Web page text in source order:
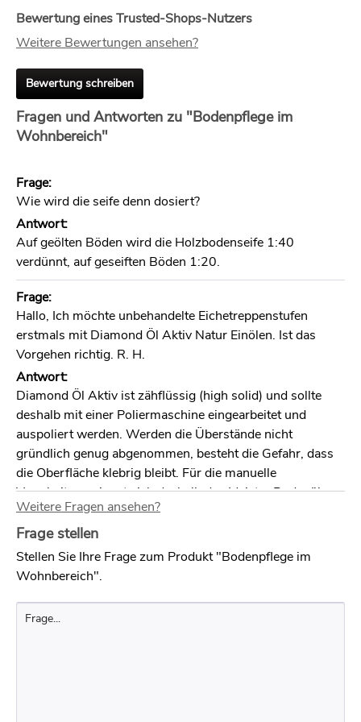
Bewertung eines Trusted-Shops-Nutzers
Weitere Bewertungen ansehen?
Bewertung schreiben
Fragen und Antworten zu "Bodenpflege im
Wohnbereich"
Frage:
Wie wird die seife denn dosiert?
Antwort:
Auf geölten Böden wird die Holzbodenseife 1:40
verdünnt, auf geseiften Böden 1:20.
Frage:
Hallo, Ich möchte unbehandelte Eichetreppenstufen
erstmals mit Diamond Öl Aktiv Natur Einölen. Ist das
Vorgehen richtig. R. H.
Antwort:
Diamond Öl Aktiv ist zähflüssig (high solid) und sollte
deshalb mit einer Poliermaschine eingearbeitet und
auspoliert werden. Werden die Überstände nicht
gründlich genug abgenommen, besteht die Gefahr, dass
die Oberfläche klebrig bleibt. Für die manuelle
Verarbeitung eignet sich deshalb das Meister Bodenöl
natur besser. Eine Intensivreinigung vor dem Ölauftrag
verbessert die Ölaufnahme.
Frage:
Ich habe mein geöltes Parkett mit ihrer Holzbodenseife
behandelt und sogar klar nachgewischt. Nun gibt es aber
einen gelblichen Abrieb. Gerade einen gelblichen Ton
Weitere Fragen ansehen?
Frage stellen
Stellen Sie Ihre Frage zum Produkt "Bodenpflege im
Wohnbereich".